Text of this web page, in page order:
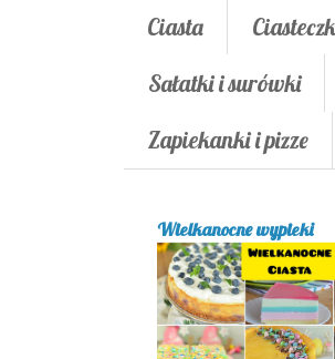
Ciasta
Sałatki i surówki
Zapiekanki i pizze
Wielkanocne wypieki